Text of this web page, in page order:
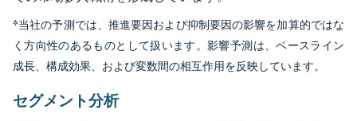
*当社の予測では、推進要因および抑制要因の影響を加算的ではな
く方向性のあるものとして扱います。影響予測は、ベースライン
成長、構成効果、および変数間の相互作用を反映しています。
セグメント分析